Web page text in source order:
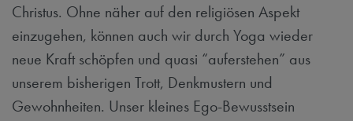
Christus. Ohne näher auf den religiösen Aspekt
einzugehen, können auch wir durch Yoga wieder
neue Kraft schöpfen und quasi “auferstehen” aus
unserem bisherigen Trott, Denkmustern und
Gewohnheiten. Unser kleines Ego-Bewusstsein